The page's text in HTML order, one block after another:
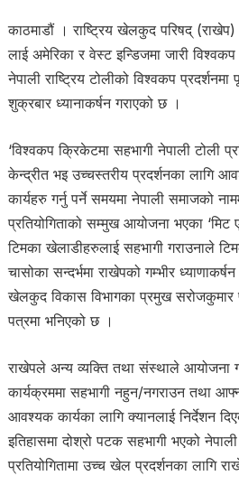
काठमाडौं । राष्ट्रिय खेलकुद परिषद्
लाई अमेरिका र वेस्ट इन्डिजमा जारी
नेपाली राष्ट्रिय टोलीको विश्वकप
शुक्रबार ध्यानाकर्षन गराएको छ ।
‘विश्वकप क्रिकेटमा सहभागी नेपाली टोली
केन्द्रीत भइ उच्चस्तरीय प्रदर्शनका लागि
कार्यहरु गर्नु पर्ने समयमा नेपाली समाजको
प्रतियोगिताको सम्मुख आयोजना भएका ‘मिट
टिमका खेलाडीहरुलाई सहभागी गराउनाले
चासोका सन्दर्भमा राखेपको गम्भीर
खेलकुद विकास विभागका प्रमुख सरोजकुमार
पत्रमा भनिएको छ ।
राखेपले अन्य व्यक्ति तथा संस्थाले आयोजना
कार्यक्रममा सहभागी नहुन/नगराउन तथा
आवश्यक कार्यका लागि क्यानलाई निर्देशन
इतिहासमा दोश्रो पटक सहभागी भएको
प्रतियोगितामा उच्च खेल प्रदर्शनका लागि